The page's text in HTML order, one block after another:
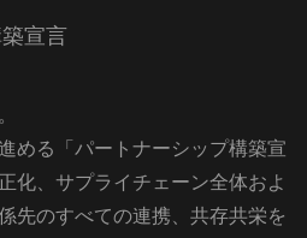
宣言
める「パートナーシップ構築宣
化、サプライチェーン全体およ
先のすべての連携、共存共栄を